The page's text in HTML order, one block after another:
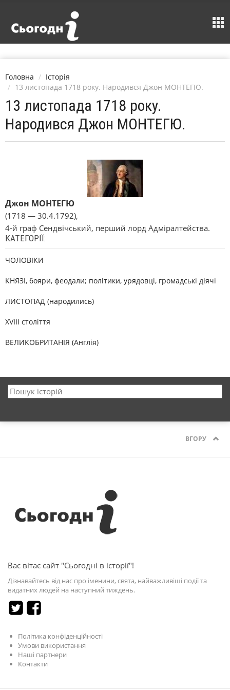
Головна
Історія
13 листопада 1718 року. Народився Джон МОНТЕГЮ.
13 листопада 1718 року.
Народився Джон МОНТЕГЮ.
Джон МОНТЕГЮ
(1718 — 30.4.1792),
4-й граф Сендвічський, перший лорд Адміралтейства.
КАТЕГОРІЇ:
ЧОЛОВІКИ
КНЯЗІ, бояри, феодали; політики, урядовці, громадські діячі
ЛИСТОПАД (народились)
XVIII століття
ВЕЛИКОБРИТАНІЯ (Англія)
ВГОРУ
Вас вітає сайт "Сьогодні в історії"!
Дізнавайтесь від нас про іменини, свята, найважливіші події та
видатних людей на наступний тиждень.
Політика конфіденційності
Умови використання
Наші партнери
Контакти